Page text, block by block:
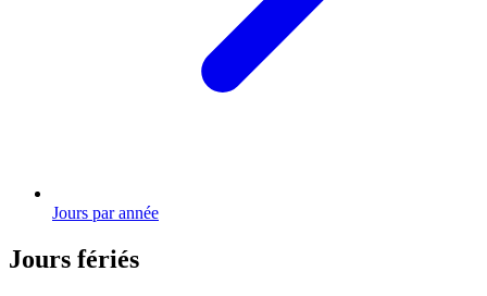
Jours par année
Jours fériés